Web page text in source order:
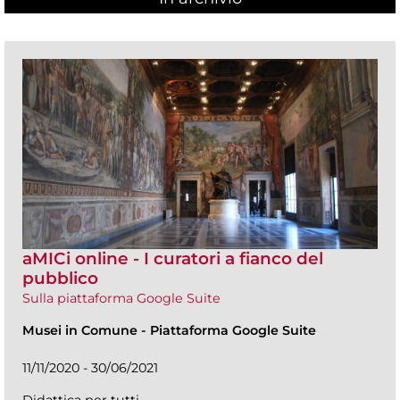
aMICi online - I curatori a fianco del
pubblico
Sulla piattaforma Google Suite
Musei in Comune - Piattaforma Google Suite
11/11/2020 - 30/06/2021